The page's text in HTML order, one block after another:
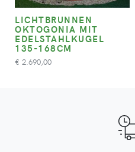
LICHTBRUNNEN
OKTOGONIA MIT
EDELSTAHLKUGEL
135-168CM
€ 2.690,00